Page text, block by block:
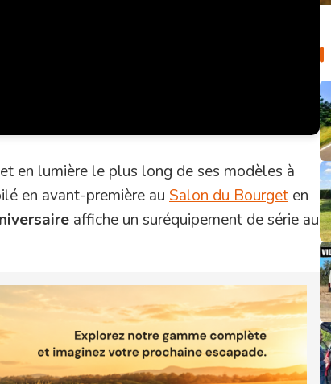
en lumière le plus long de ses modèles à
en avant-première au Salon du Bourget en
affiche un suréquipement de série au